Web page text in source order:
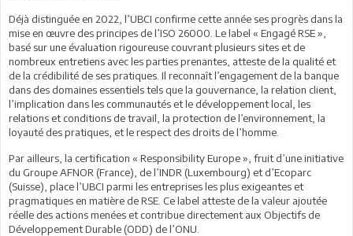
Déjà distinguée en 2022, l’UBCI confirme cette année ses progrès dans la
mise en œuvre des principes de l’ISO 26000. Le label « Engagé RSE »,
basé sur une évaluation rigoureuse couvrant plusieurs sites et de
nombreux entretiens avec les parties prenantes, atteste de la qualité et
de la crédibilité de ses pratiques. Il reconnaît l’engagement de la banque
dans des domaines essentiels tels que la gouvernance, la relation client,
l’implication dans les communautés et le développement local, les
relations et conditions de travail, la protection de l’environnement, la
loyauté des pratiques, et le respect des droits de l’homme.
Par ailleurs, la certification « Responsibility Europe », fruit d’une initiative
du Groupe AFNOR (France), de l’INDR (Luxembourg) et d’Ecoparc
(Suisse), place l’UBCI parmi les entreprises les plus exigeantes et
pragmatiques en matière de RSE. Ce label atteste de la valeur ajoutée
réelle des actions menées et contribue directement aux Objectifs de
Développement Durable (ODD) de l’ONU.